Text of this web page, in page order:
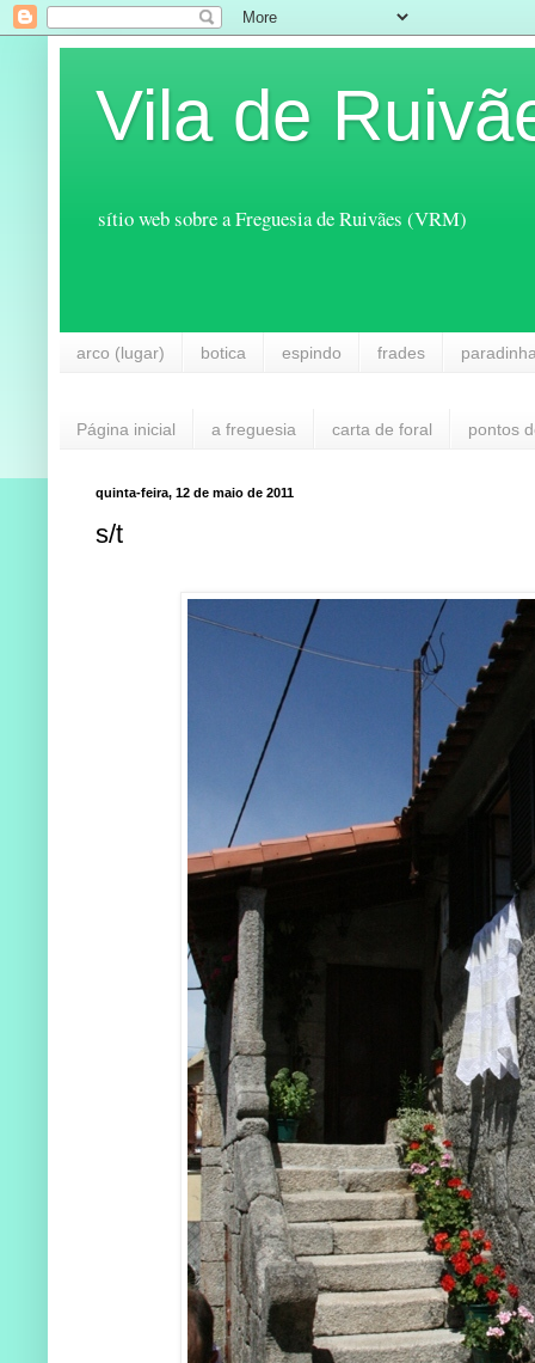
Vila de
sítio web sobre a Freguesia de Ruivães (VRM)
arco (lugar) botica espindo frades
Página inicial a freguesia carta de foral pontos
quinta-feira, 12 de maio de 2011
s/t